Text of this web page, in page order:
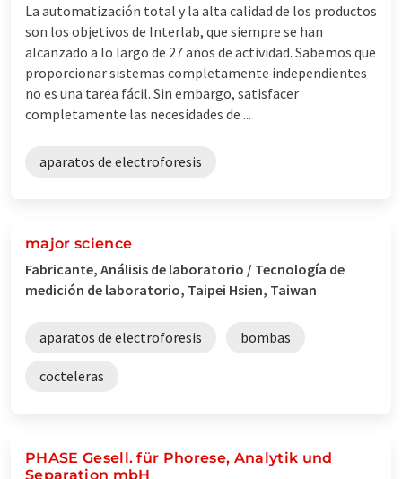
La automatización total y la alta calidad de los productos
son los objetivos de Interlab, que siempre se han
alcanzado a lo largo de 27 años de actividad. Sabemos que
proporcionar sistemas completamente independientes
no es una tarea fácil. Sin embargo, satisfacer
completamente las necesidades de ...
aparatos de electroforesis
major science
Fabricante, Análisis de laboratorio / Tecnología de
medición de laboratorio, Taipei Hsien, Taiwan
aparatos de electroforesis bombas
cocteleras
PHASE Gesell. für Phorese, Analytik und
Separation mbH